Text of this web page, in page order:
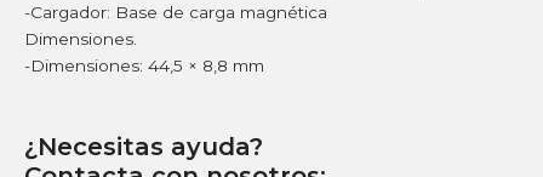
-Cargador: Base de carga magnética
Dimensiones.
-Dimensiones: 44,5 × 8,8 mm
¿Necesitas ayuda?